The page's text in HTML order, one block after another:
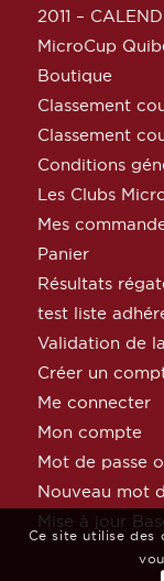
2011 –
MicroCup
Boutique
Classement
Classement
Conditions
Les Clubs
Mes
Panier
Résultats
test liste
Validation de
Créer un
Me connecter
Mon compte
Mot de passe
Nouveau mot
Mise à jour
Ce site utilise des